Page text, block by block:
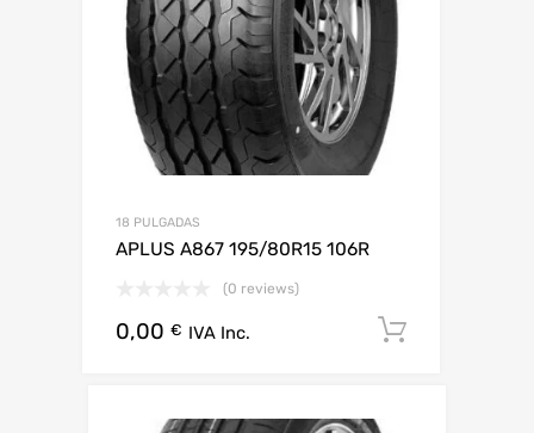
18 PULGADAS
APLUS A867 195/80R15 106R
(0 reviews)
0,00 € IVA Inc.